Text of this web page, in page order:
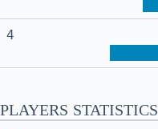
4
PLAYERS STATISTICS